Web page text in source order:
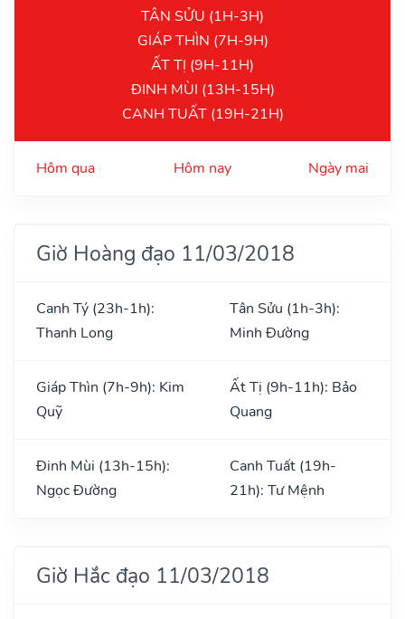
TÂN SỬU (1H-3H)
GIÁP THÌN (7H-9H)
ẤT TỊ (9H-11H)
ĐINH MÙI (13H-15H)
CANH TUẤT (19H-21H)
Hôm qua Hôm nay Ngày mai
Giờ Hoàng đạo 11/03/2018
Canh Tý (23h-1h):
Thanh Long
Tân Sửu (1h-3h):
Minh Đường
Giáp Thìn (7h-9h): Kim
Quỹ
Ất Tị (9h-11h): Bảo
Quang
Đinh Mùi (13h-15h):
Ngọc Đường
Canh Tuất (19h-
21h): Tư Mệnh
Giờ Hắc đạo 11/03/2018